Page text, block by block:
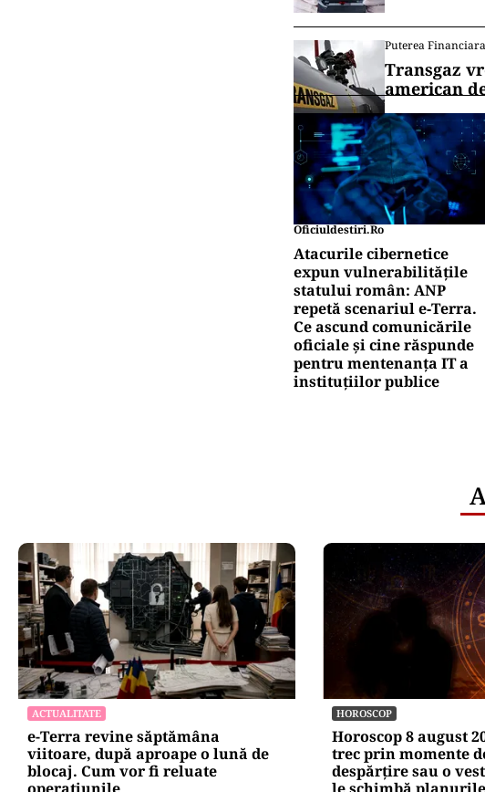
Puterea Financiara
Transgaz
american
Oficiuldestiri.ro
Atacurile cibernetice
expun vulnerabilitățile
statului român: ANP
repetă scenariul e‑Terra.
Ce ascund comunicările
oficiale și cine răspunde
pentru mentenanța IT a
instituțiilor publice
ACTUALITATE
e-Terra revine săptămâna
viitoare, după aproape o lună de
blocaj. Cum vor fi reluate
HOROSCOP
Horoscop 8 august
trec prin momente
despărțire sau o